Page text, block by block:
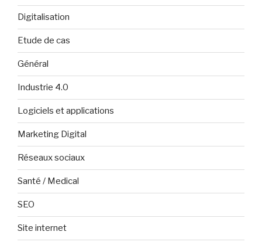
Digitalisation
Etude de cas
Général
Industrie 4.0
Logiciels et applications
Marketing Digital
Réseaux sociaux
Santé / Medical
SEO
Site internet